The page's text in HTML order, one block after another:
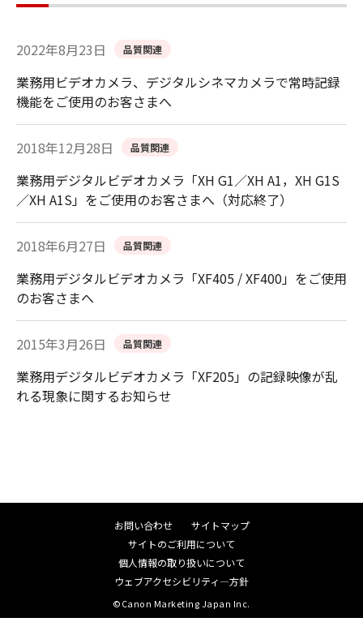
2022年8月23日 品質関連
業務用ビデオカメラ、デジタルシネマカメラで常時記録
機能をご使用のお客さまへ
2018年12月28日 品質関連
業務用デジタルビデオカメラ「XH G1／XH A1，XH G1S
／XH A1S」をご使用のお客さまへ（対応終了）
2018年6月27日 品質関連
業務用デジタルビデオカメラ「XF405 / XF400」をご使用
のお客さまへ
2015年3月26日 品質関連
業務用デジタルビデオカメラ「XF205」の記録映像が乱
れる現象に関するお知らせ
お問い合わせ
サイトマップ
サイトのご利用について
個人情報の取り扱いについて
ウェブアクセシビリティ―方針
©Canon Marketing Japan Inc.